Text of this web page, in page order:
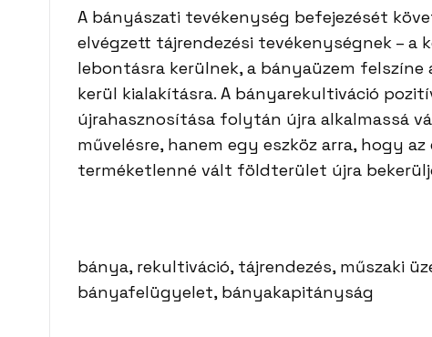
A bányászati tevékenység befejezését
elvégzett tájrendezési tevékenységnek –
lebontásra kerülnek, a bányaüzem
kerül kialakításra. A bányarekultiváció
újrahasznosítása folytán újra alkalmassá
művelésre, hanem egy eszköz arra, hogy
terméketlenné vált földterület újra
bánya, rekultiváció, tájrendezés, műszaki
bányafelügyelet, bányakapitányság